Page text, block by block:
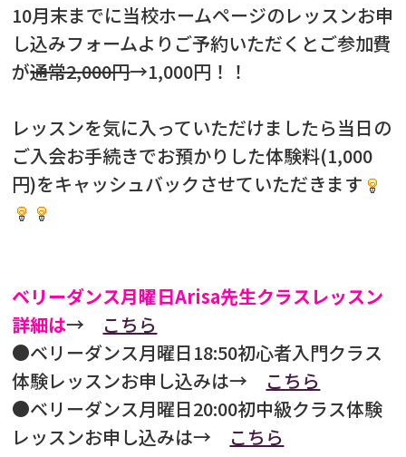
10月末までに当校ホームページのレッスンお申
し込みフォームよりご予約いただくとご参加費
が通常2,000円→1,000円！！
レッスンを気に入っていただけましたら当日の
ご入会お手続きでお預かりした体験料(1,000
円)をキャッシュバックさせていただきます
ベリーダンス月曜日Arisa先生クラスレッスン
詳細は→ こちら
●ベリーダンス月曜日18:50初心者入門クラス
体験レッスンお申し込みは→ こちら
●ベリーダンス月曜日20:00初中級クラス体験
レッスンお申し込みは→ こちら